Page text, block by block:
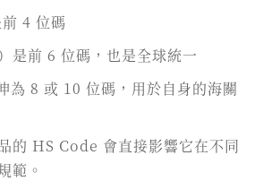
4 位碼
是前 6 位碼，也是全球統一
為 8 或 10 位碼，用於自身的海關
的 HS Code 會直接影響它在不同
範。